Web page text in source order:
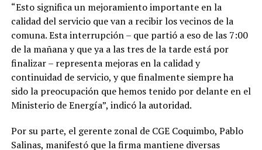
“Esto significa un mejoramiento importante en la
calidad del servicio que van a recibir los vecinos de la
comuna. Esta interrupción – que partió a eso de las 7:00
de la mañana y que ya a las tres de la tarde está por
finalizar – representa mejoras en la calidad y
continuidad de servicio, y que finalmente siempre ha
sido la preocupación que hemos tenido por delante en el
Ministerio de Energía”, indicó la autoridad.
Por su parte, el gerente zonal de CGE Coquimbo, Pablo
Salinas, manifestó que la firma mantiene diversas